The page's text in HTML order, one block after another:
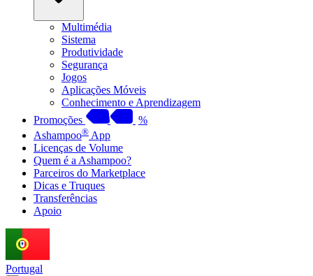
Multimédia
Sistema
Produtividade
Segurança
Jogos
Aplicações Móveis
Conhecimento e Aprendizagem
Promoções
%
Ashampoo® App
Licenças de Volume
Quem é a Ashampoo?
Parceiros do Marketplace
Dicas e Truques
Transferências
Apoio
Portugal